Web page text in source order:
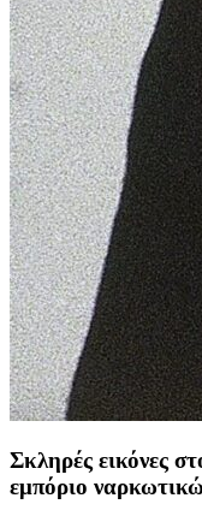
Σκληρές εικόνες
εμπόριο